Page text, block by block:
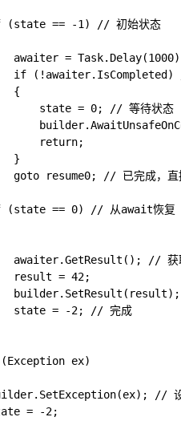
-1) // 初始状态
//
0; // 等待状态
// 已完成，直接
0) // 从await恢复
// 获取
= 42;
//
-2; // 完成
ex)
// 设
-2;